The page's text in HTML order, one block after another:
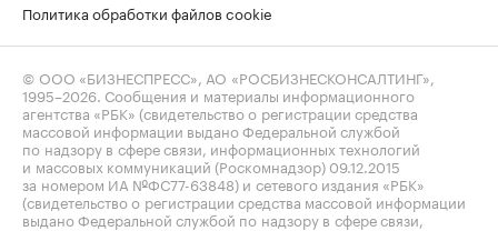
Политика обработки файлов cookie
© ООО «БИЗНЕСПРЕСС», АО «РОСБИЗНЕСКОНСАЛТИНГ»,
1995–2026. Сообщения и материалы информационного
агентства «РБК» (свидетельство о регистрации средства
массовой информации выдано Федеральной службой
по надзору в сфере связи, информационных технологий
и массовых коммуникаций (Роскомнадзор) 09.12.2015
за номером ИА №ФС77-63848) и сетевого издания «РБК»
(свидетельство о регистрации средства массовой информации
выдано Федеральной службой по надзору в сфере связи,